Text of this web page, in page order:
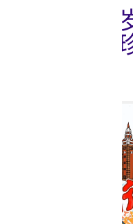
幸会
资料